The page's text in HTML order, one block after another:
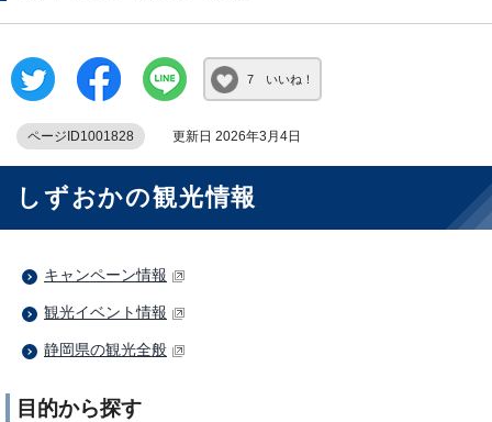
7 いいね！
ページID1001828 更新日 2026年3月4日
しずおかの観光情報
キャンペーン情報
観光イベント情報
静岡県の観光全般
目的から探す